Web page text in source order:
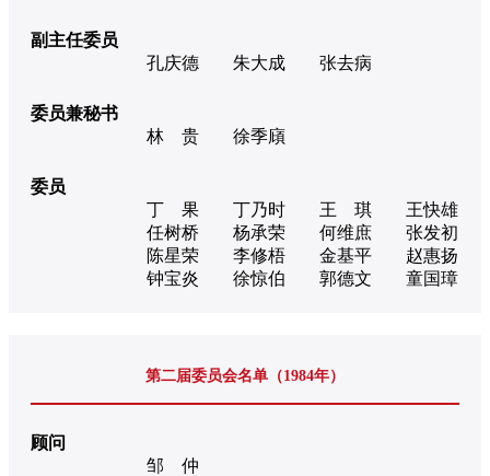
副主任委员
孔庆德
朱大成 张去病
委员兼秘书
林 贵
徐季廎
委员
丁 果
丁乃时 王 琪
王快雄
任树桥
杨承荣 何维庶
张发初
陈星荣
李修梧 金基平
赵惠扬
钟宝炎
徐惊伯 郭德文 童国璋
第二届委员会名单（1984年）
顾问
邹 仲